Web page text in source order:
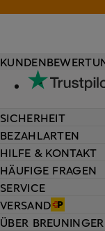
HILFE & KONTAKT
HÄUFIGE FRAGEN
SERVICE
VERSAND
SICHERHEIT
BEZAHLARTEN
ÜBER BREUNINGER